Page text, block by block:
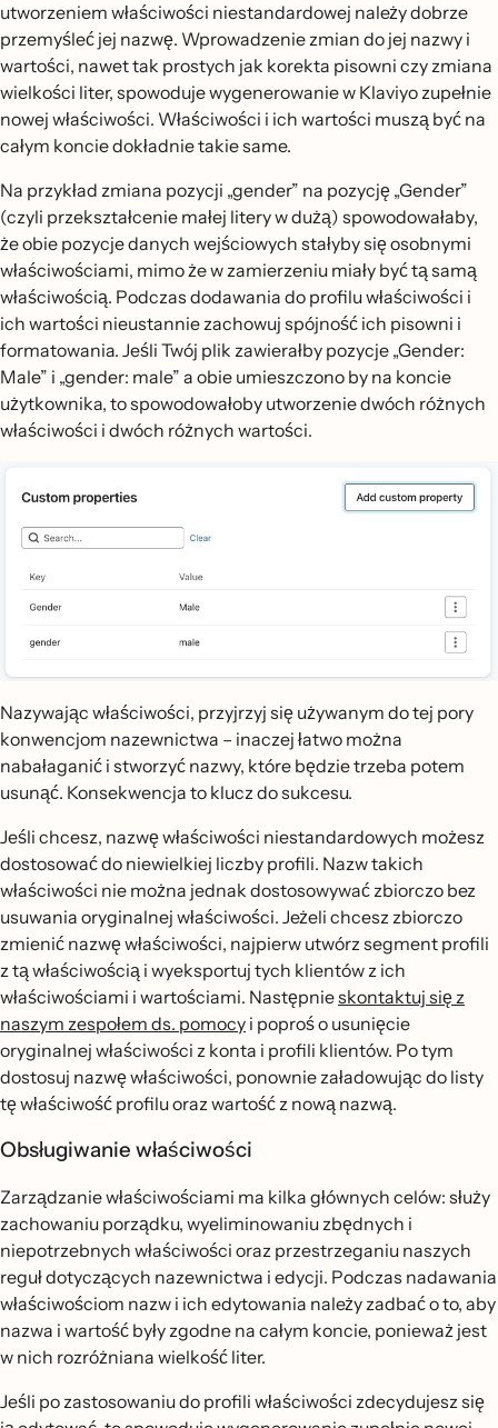
utworzeniem właściwości niestandardowej należy dobrze
przemyśleć jej nazwę. Wprowadzenie zmian do jej nazwy i
wartości, nawet tak prostych jak korekta pisowni czy zmiana
wielkości liter, spowoduje wygenerowanie w Klaviyo zupełnie
nowej właściwości. Właściwości i ich wartości muszą być na
całym koncie dokładnie takie same.
Na przykład zmiana pozycji „gender” na pozycję „Gender”
(czyli przekształcenie małej litery w dużą) spowodowałaby,
że obie pozycje danych wejściowych stałyby się osobnymi
właściwościami, mimo że w zamierzeniu miały być tą samą
właściwością. Podczas dodawania do profilu właściwości i
ich wartości nieustannie zachowuj spójność ich pisowni i
formatowania. Jeśli Twój plik zawierałby pozycje „Gender:
Male” i „gender: male” a obie umieszczono by na koncie
użytkownika, to spowodowałoby utworzenie dwóch różnych
właściwości i dwóch różnych wartości.
Nazywając właściwości, przyjrzyj się używanym do tej pory
konwencjom nazewnictwa – inaczej łatwo można
nabałaganić i stworzyć nazwy, które będzie trzeba potem
usunąć. Konsekwencja to klucz do sukcesu.
Jeśli chcesz, nazwę właściwości niestandardowych możesz
dostosować do niewielkiej liczby profili. Nazw takich
właściwości nie można jednak dostosowywać zbiorczo bez
usuwania oryginalnej właściwości. Jeżeli chcesz zbiorczo
zmienić nazwę właściwości, najpierw utwórz segment profili
z tą właściwością i wyeksportuj tych klientów z ich
właściwościami i wartościami. Następnieskontaktuj się z
naszym zespołem ds. pomocy i poproś o usunięcie
oryginalnej właściwości z konta i profili klientów. Po tym
dostosuj nazwę właściwości, ponownie załadowując do listy
tę właściwość profilu oraz wartość z nową nazwą.
Obsługiwanie właściwości
Zarządzanie właściwościami ma kilka głównych celów: służy
zachowaniu porządku, wyeliminowaniu zbędnych i
niepotrzebnych właściwości oraz przestrzeganiu naszych
reguł dotyczących nazewnictwa i edycji. Podczas nadawania
właściwościom nazw i ich edytowania należy zadbać o to, aby
nazwa i wartość były zgodne na całym koncie, ponieważ jest
w nich rozróżniana wielkość liter.
Jeśli po zastosowaniu do profili właściwości zdecydujesz się